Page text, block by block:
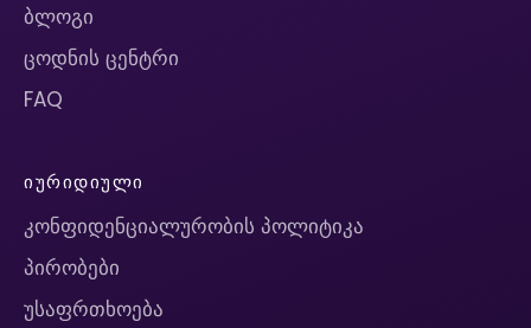
ბლოგი
ცოდნის ცენტრი
FAQ
ᲘᲣᲠᲘᲓᲘᲣᲚᲘ
კონფიდენციალურობის პოლიტიკა
პირობები
უსაფრთხოება